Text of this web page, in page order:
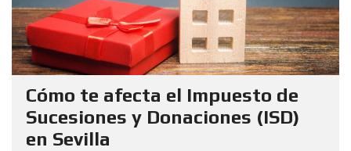
Cómo te afecta el Impuesto de
Sucesiones y Donaciones (ISD)
en Sevilla